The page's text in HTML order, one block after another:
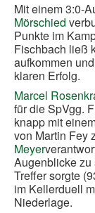
Links
Bildergalerie
Benutzer
Kontakt
Impressum
Downloadcenter
Aktuelle Seite:
TuS Mörschied
Mit einem 3:0-
Mörschied
Punkte im
Fischbach ließ
aufkommen
klaren Erfolg.
Marcel
für die SpVgg.
knapp mit
von Martin Fey
Meyer
Augenblicke
Treffer sorgte
im Kellerduell
Niederlage.